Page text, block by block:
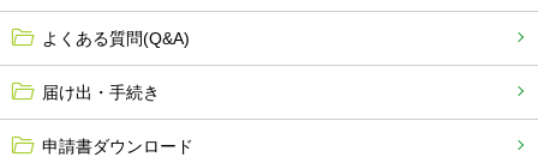
よくある質問(Q&A)
届け出・手続き
申請書ダウンロード